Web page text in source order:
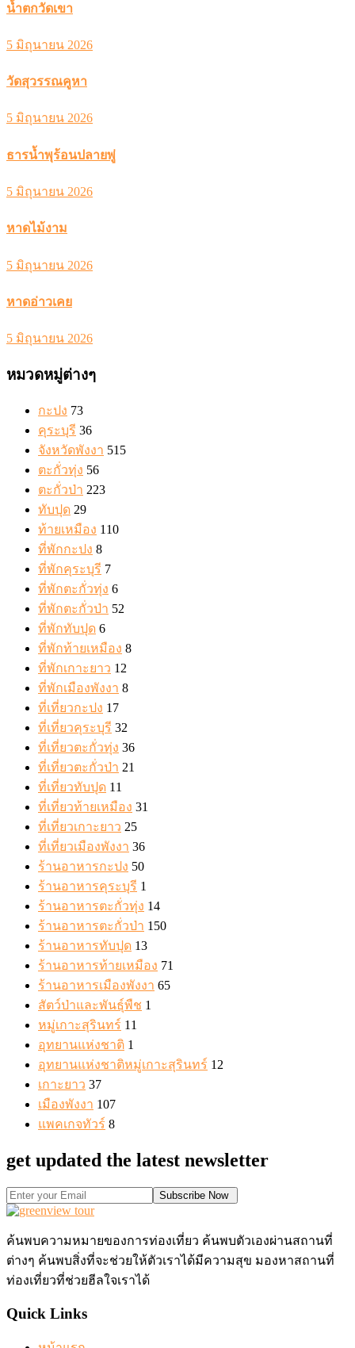
น้ำตกวัดเขา
5 มิถุนายน 2026
วัดสุวรรณคูหา
5 มิถุนายน 2026
ธารน้ำพุร้อนปลายพู่
5 มิถุนายน 2026
หาดไม้งาม
5 มิถุนายน 2026
หาดอ่าวเคย
5 มิถุนายน 2026
หมวดหมู่ต่างๆ
กะปง 73
คุระบุรี 36
จังหวัดพังงา 515
ตะกั่วทุ่ง 56
ตะกั่วป่า 223
ทับปุด 29
ท้ายเหมือง 110
ที่พักกะปง 8
ที่พักคุระบุรี 7
ที่พักตะกั่วทุ่ง 6
ที่พักตะกั่วป่า 52
ที่พักทับปุด 6
ที่พักท้ายเหมือง 8
ที่พักเกาะยาว 12
ที่พักเมืองพังงา 8
ที่เที่ยวกะปง 17
ที่เที่ยวคุระบุรี 32
ที่เที่ยวตะกั่วทุ่ง 36
ที่เที่ยวตะกั่วป่า 21
ที่เที่ยวทับปุด 11
ที่เที่ยวท้ายเหมือง 31
ที่เที่ยวเกาะยาว 25
ที่เที่ยวเมืองพังงา 36
ร้านอาหารกะปง 50
ร้านอาหารคุระบุรี 1
ร้านอาหารตะกั่วทุ่ง 14
ร้านอาหารตะกั่วป่า 150
ร้านอาหารทับปุด 13
ร้านอาหารท้ายเหมือง 71
ร้านอาหารเมืองพังงา 65
สัตว์ป่าและพันธุ์พืช 1
หมู่เกาะสุรินทร์ 11
อุทยานแห่งชาติ 1
อุทยานแห่งชาติหมู่เกาะสุรินทร์ 12
เกาะยาว 37
เมืองพังงา 107
แพคเกจทัวร์ 8
get updated the latest newsletter
Subscribe Now
ค้นพบความหมายของการท่องเที่ยว ค้นพบตัวเองผ่านสถานที่
ต่างๆ ค้นพบสิ่งที่จะช่วยให้ตัวเราได้มีความสุข มองหาสถานที่
ท่องเที่ยวที่ช่วยฮีลใจเราได้
Quick Links